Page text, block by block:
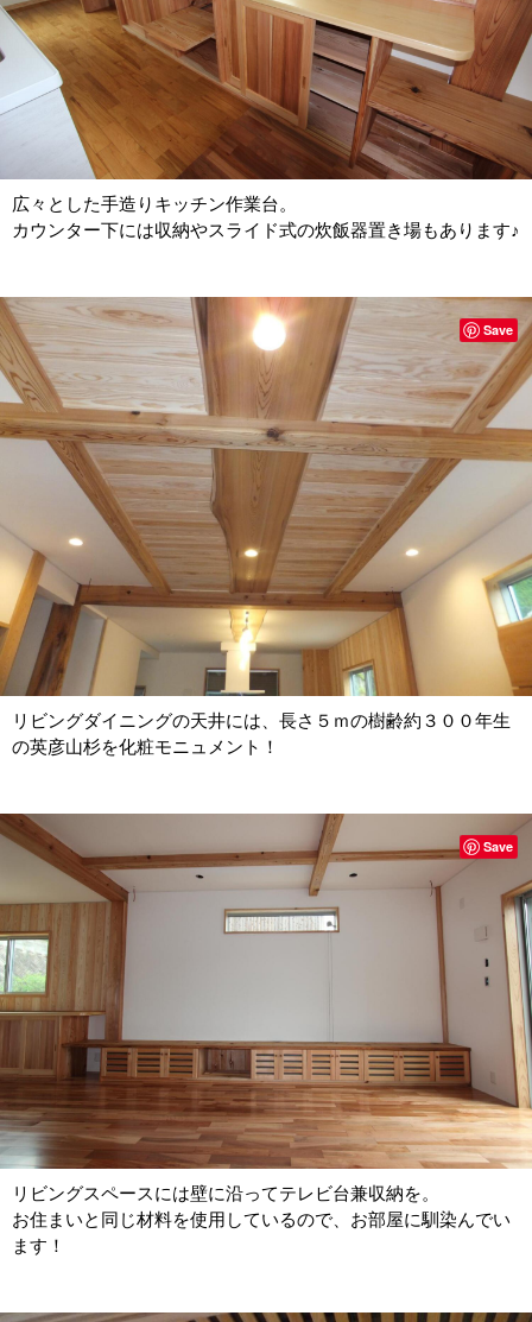
広々とした手造りキッチン作業台。
カウンター下には収納やスライド式の炊飯器置き場もあります♪
リビングダイニングの天井には、長さ５ｍの樹齢約３００年生
の英彦山杉を化粧モニュメント！
Save
リビングスペースには壁に沿ってテレビ台兼収納を。
お住まいと同じ材料を使用しているので、お部屋に馴染んでい
ます！
Save